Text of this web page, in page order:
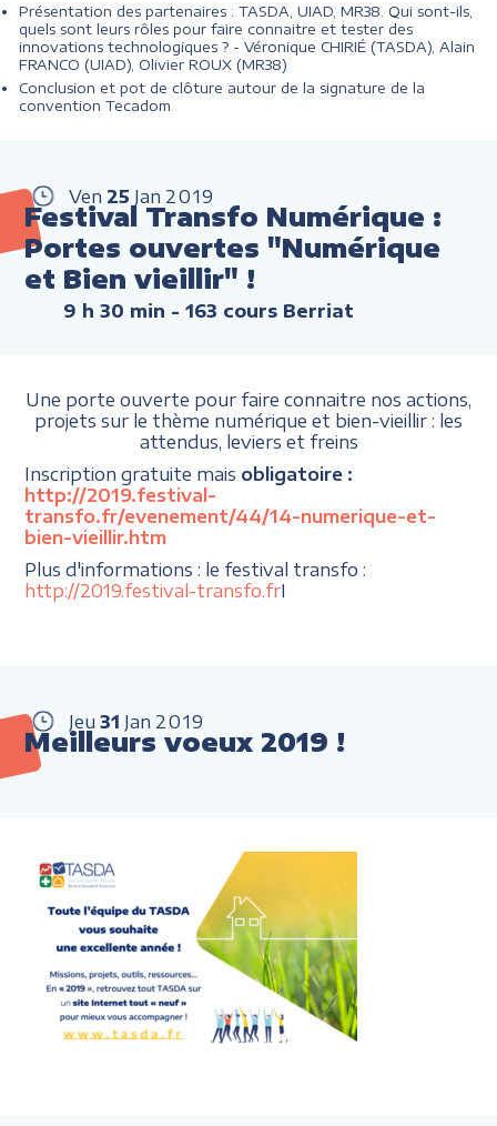
Présentation des partenaires : TASDA, UIAD, MR38. Qui sont-ils,
quels sont leurs rôles pour faire connaitre et tester des
innovations technologiques ? - Véronique CHIRIÉ (TASDA), Alain
FRANCO (UIAD), Olivier ROUX (MR38)
Conclusion et pot de clôture autour de la signature de la
convention Tecadom
Ven 25 Jan 2019
Festival Transfo Numérique :
Portes ouvertes "Numérique
et Bien vieillir" !
9 h 30 min - 163 cours Berriat
Une porte ouverte pour faire connaitre nos actions,
projets sur le thème numérique et bien-vieillir : les
attendus, leviers et freins
Inscription gratuite mais obligatoire :
http://2019.festival-
transfo.fr/evenement/44/14-numerique-et-
bien-vieillir.htm
Plus d'informations : le festival transfo :
http://2019.festival-transfo.frI
Jeu 31 Jan 2019
Meilleurs voeux 2019 !